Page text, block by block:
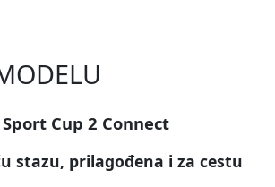
Cup 2 Connect
stazu, prilagođena i za cestu